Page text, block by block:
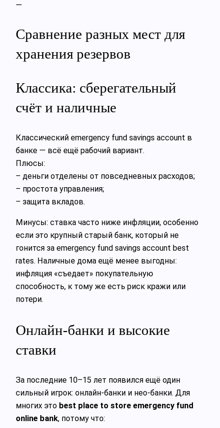
—
Сравнение разных мест для
хранения резервов
Классика: сберегательный
счёт и наличные
Классический emergency fund savings account в
банке — всё ещё рабочий вариант.
Плюсы:
– деньги отделены от повседневных расходов;
– простота управления;
– защита вкладов.
Минусы: ставка часто ниже инфляции, особенно
если это крупный старый банк, который не
гонится за emergency fund savings account best
rates. Наличные дома ещё менее выгодны:
инфляция «съедает» покупательную
способность, к тому же есть риск кражи или
потери.
Онлайн‑банки и высокие
ставки
За последние 10–15 лет появился ещё один
сильный игрок: онлайн‑банки и нео‑банки. Для
многих это best place to store emergency fund
online bank, потому что: